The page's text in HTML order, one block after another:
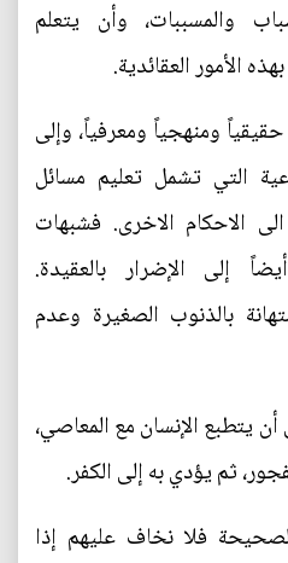
والمسببات، وأن يتعلم
الأمور العقائدية.
ومنهجياً ومعرفياً، وإلى
التي تشمل تعليم مسائل
الاحكام الاخرى. فشبهات
إلى الإضرار بالعقيدة.
بالذنوب الصغيرة وعدم
أن يتطبع الإنسان مع المعاصي،
ثم يؤدي به إلى الكفر.
الصحيحة فلا نخاف عليهم إذا